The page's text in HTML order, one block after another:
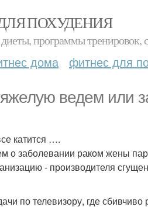
ПОХУДЕНИЯ
программы тренировок,
дома фитнес для
ведем или
катится ….
о заболевании раком жены
- производителя
по телевизору, где сбивчиво